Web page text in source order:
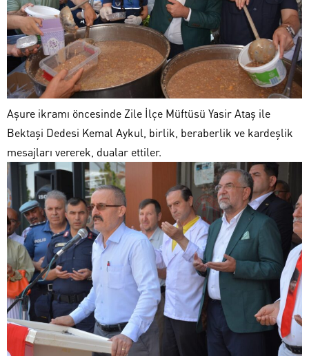
Aşure ikramı öncesinde Zile İlçe Müftüsü Yasir Ataş ile
Bektaşi Dedesi Kemal Aykul, birlik, beraberlik ve kardeşlik
mesajları vererek, dualar ettiler.